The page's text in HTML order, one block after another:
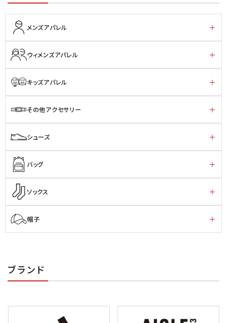
メンズアパレル
ウィメンズアパレル
キッズアパレル
その他アクセサリー
シューズ
バッグ
ソックス
帽子
ブランド